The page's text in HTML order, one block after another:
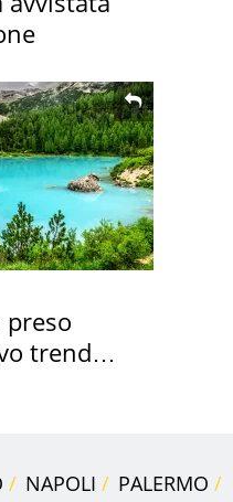
preso
trend
NAPOLI PALERMO